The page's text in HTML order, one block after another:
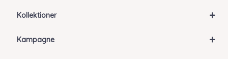
+
Kollektioner
+
Kampagne